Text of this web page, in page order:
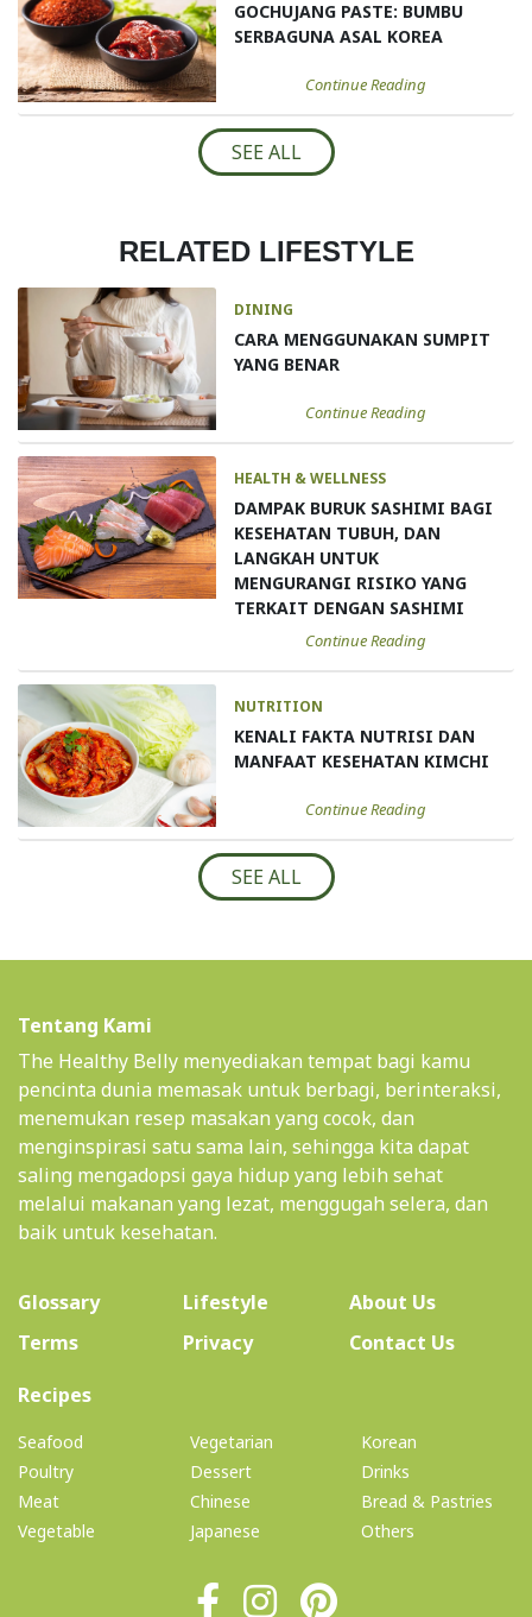
GOCHUJANG PASTE: BUMBU
SERBAGUNA ASAL KOREA
Continue Reading
SEE ALL
RELATED LIFESTYLE
DINING
CARA MENGGUNAKAN SUMPIT
YANG BENAR
Continue Reading
HEALTH & WELLNESS
DAMPAK BURUK SASHIMI BAGI
KESEHATAN TUBUH, DAN
LANGKAH UNTUK
MENGURANGI RISIKO YANG
TERKAIT DENGAN SASHIMI
Continue Reading
NUTRITION
KENALI FAKTA NUTRISI DAN
MANFAAT KESEHATAN KIMCHI
Continue Reading
SEE ALL
Tentang Kami
The Healthy Belly menyediakan tempat bagi kamu
pencinta dunia memasak untuk berbagi, berinteraksi,
menemukan resep masakan yang cocok, dan
menginspirasi satu sama lain, sehingga kita dapat
saling mengadopsi gaya hidup yang lebih sehat
melalui makanan yang lezat, menggugah selera, dan
baik untuk kesehatan.
Glossary Lifestyle About Us(current)
Terms
Privacy
Contact Us
Recipes(current)
Seafood
Poultry
Meat
Vegetable
Vegetarian
Dessert
Chinese
Japanese
Korean
Drinks
Bread & Pastries
Others